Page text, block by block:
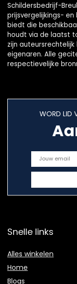
Schildersbedrijf-
prijsvergelijkings-
biedt die
houdt via de laatst
zijn
eigenaren. Alle
respectievelijke
WORD LID
Snelle links
Alles winkelen
Home
Blogs